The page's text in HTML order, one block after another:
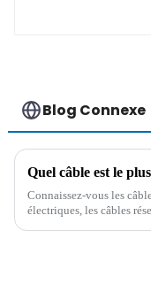
Blog Connexe
Connaissez-vous les
électriques, les câbles